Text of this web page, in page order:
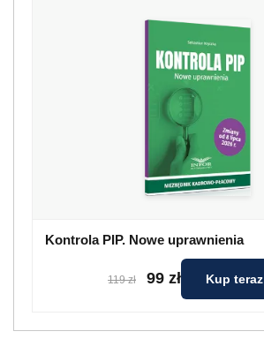
Kontrola PIP. Nowe uprawnienia
119 zł 99 zł Kup teraz